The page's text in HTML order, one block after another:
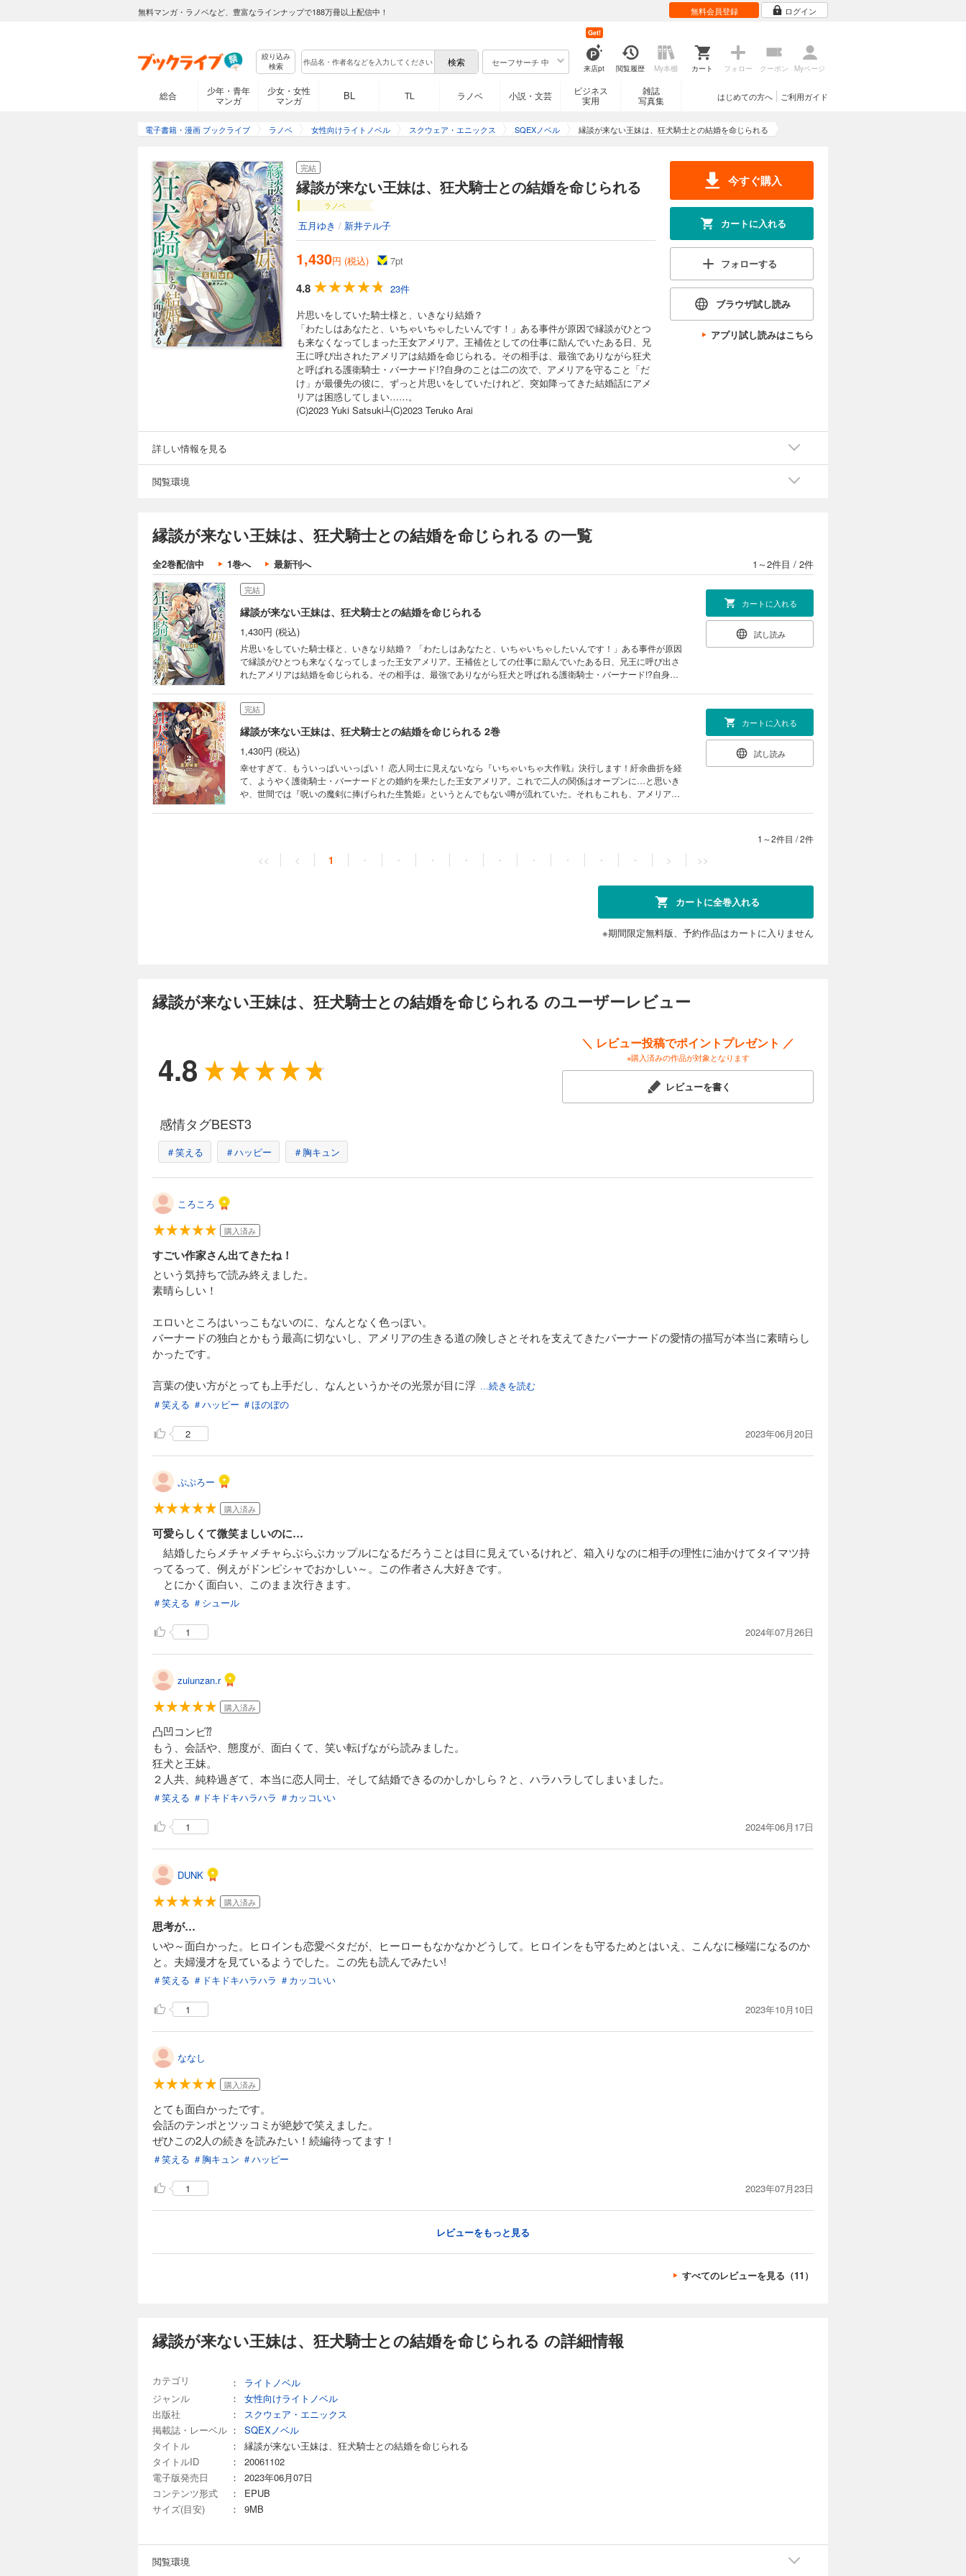
無料マンガ・ラノベなど、豊富なラインナップで188万冊以上配信中！ 無料会員登録 ログイン
絞り込み
検索
セーフサーチ 中
来店pt
Get!
閲覧履歴 My本棚 カート フォロー クーポン Myページ
総合
少年・青年
マンガ
少女・女性
マンガ
BL TL ラノベ 小説・文芸
ビジネス
実用
雑誌
写真集
ご利用ガイド
はじめての方へ
電子書籍・漫画 ブックライブ ラノベ 女性向けライトノベル スクウェア・エニックス SQEXノベル 縁談が来ない王妹は、狂犬騎士との結婚を命じられる
完結
縁談が来ない王妹は、狂犬騎士との結婚を命じられる
ラノベ
五月ゆき / 新井テル子
1,430円 (税込) 7pt
4.8
23件
片思いをしていた騎士様と、いきなり結婚？
「わたしはあなたと、いちゃいちゃしたいんです！」ある事件が原因で縁談がひとつ
も来なくなってしまった王女アメリア。王補佐としての仕事に励んでいたある日、兄
王に呼び出されたアメリアは結婚を命じられる。その相手は、最強でありながら狂犬
と呼ばれる護衛騎士・バーナード!?自身のことは二の次で、アメリアを守ること「だ
け」が最優先の彼に、ずっと片思いをしていたけれど、突如降ってきた結婚話にアメ
リアは困惑してしまい……。
(C)2023 Yuki Satsuki┴(C)2023 Teruko Arai
今すぐ購入
カートに入れる
フォローする
ブラウザ試し読み
アプリ試し読みはこちら
詳しい情報を見る
閲覧環境
縁談が来ない王妹は、狂犬騎士との結婚を命じられる の一覧
全2巻配信中 1巻へ 最新刊へ 1～2件目 / 2件
完結
縁談が来ない王妹は、狂犬騎士との結婚を命じられる
1,430円 (税込)
片思いをしていた騎士様と、いきなり結婚？ 「わたしはあなたと、いちゃいちゃしたいんです！」ある事件が原因
で縁談がひとつも来なくなってしまった王女アメリア。王補佐としての仕事に励んでいたある日、兄王に呼び出さ
れたアメリアは結婚を命じられる。その相手は、最強でありながら狂犬と呼ばれる護衛騎士・バーナード!?自身の
結婚話にアメリアは困惑してしまい……。 (C)2023 Yuki Satsuki┴(C)2023 Teruko Arai
カートに入れる
試し読み
完結
縁談が来ない王妹は、狂犬騎士との結婚を命じられる 2巻
1,430円 (税込)
幸せすぎて、もういっぱいいっぱい！ 恋人同士に見えないなら『いちゃいちゃ大作戦』決行します！紆余曲折を経
て、ようやく護衛騎士・バーナードとの婚約を果たした王女アメリア。これで二人の関係はオープンに…と思いき
や、世間では『呪いの魔剣に捧げられた生贄姫』というとんでもない噂が流れていた。それもこれも、アメリアを
カートに入れる
試し読み
1～2件目 /2件
<< < 1 ・ ・ ・ ・ ・ ・ ・ ・ ・ > >>
カートに全巻入れる
※期間限定無料版、予約作品はカートに入りません
縁談が来ない王妹は、狂犬騎士との結婚を命じられる のユーザーレビュー
4.8
＼ レビュー投稿でポイントプレゼント ／
※購入済みの作品が対象となります
レビューを書く
感情タグBEST3
＃笑える ＃ハッピー ＃胸キュン
ころころ
購入済み
すごい作家さん出てきたね！
という気持ちで読み終えました。
素晴らしい！
エロいところはいっこもないのに、なんとなく色っぽい。
バーナードの独白とかもう最高に切ないし、アメリアの生きる道の険しさとそれを支えてきたバーナードの愛情の描写が本当に素晴らし
かったです。
言葉の使い方がとっても上手だし、なんというかその光景が目に浮 ...続きを読む
＃笑える ＃ハッピー ＃ほのぼの
2 2023年06月20日
ぷぷろー
購入済み
可愛らしくて微笑ましいのに…
結婚したらメチャメチャらぶらぶカップルになるだろうことは目に見えているけれど、箱入りなのに相手の理性に油かけてタイマツ持
ってるって、例えがドンピシャでおかしい～。この作者さん大好きです。
とにかく面白い、このまま次行きます。
＃笑える ＃シュール
1 2024年07月26日
zuiunzan.r
購入済み
凸凹コンビ⁇
もう、会話や、態度が、面白くて、笑い転げながら読みました。
狂犬と王妹。
２人共、純粋過ぎて、本当に恋人同士、そして結婚できるのかしかしら？と、ハラハラしてしまいました。
＃笑える ＃ドキドキハラハラ ＃カッコいい
1 2024年06月17日
DUNK
購入済み
思考が…
いや～面白かった。ヒロインも恋愛ベタだが、ヒーローもなかなかどうして。ヒロインをも守るためとはいえ、こんなに極端になるのか
と。夫婦漫才を見ているようでした。この先も読んでみたい!
＃笑える ＃ドキドキハラハラ ＃カッコいい
1 2023年10月10日
ななし
購入済み
とても面白かったです。
会話のテンポとツッコミが絶妙で笑えました。
ぜひこの2人の続きを読みたい！続編待ってます！
＃笑える ＃胸キュン ＃ハッピー
1 2023年07月23日
レビューをもっと見る
すべてのレビューを見る（11）
縁談が来ない王妹は、狂犬騎士との結婚を命じられる の詳細情報
カテゴリ ：
ライトノベル
ジャンル
：
女性向けライトノベル
出版社
：
スクウェア・エニックス
掲載誌・レーベル ：
SQEXノベル
タイトル
：
縁談が来ない王妹は、狂犬騎士との結婚を命じられる
タイトルID
：
20061102
電子版発売日
：
2023年06月07日
コンテンツ形式
：
EPUB
サイズ(目安)
： 9MB
閲覧環境